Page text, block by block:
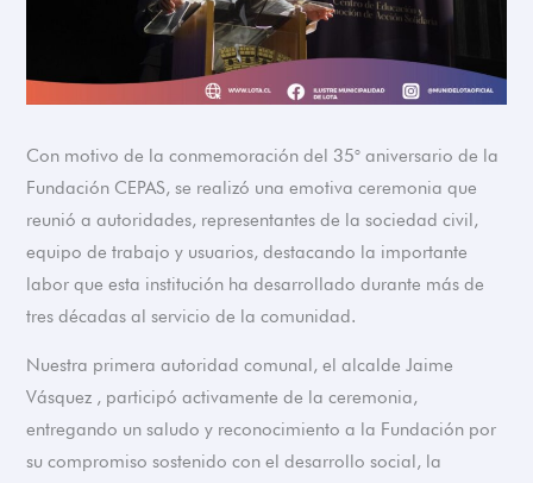
Con motivo de la conmemoración del 35° aniversario de la
Fundación CEPAS, se realizó una emotiva ceremonia que
reunió a autoridades, representantes de la sociedad civil,
equipo de trabajo y usuarios, destacando la importante
labor que esta institución ha desarrollado durante más de
tres décadas al servicio de la comunidad.
Nuestra primera autoridad comunal, el alcalde Jaime
Vásquez , participó activamente de la ceremonia,
entregando un saludo y reconocimiento a la Fundación por
su compromiso sostenido con el desarrollo social, la